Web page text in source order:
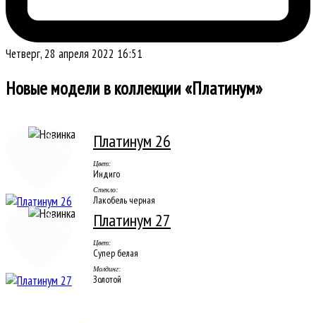
Четверг, 28 апреля 2022 16:51
Новые модели в коллекции «Платинум»
Новинка Платинум 26
Цвет:
Индиго
Стекло:
Лакобель черная
Новинка Платинум 27
Цвет:
Супер белая
Молдинг:
Золотой